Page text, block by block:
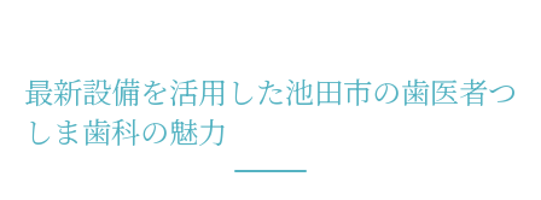
最新設備を活用した池田市の歯医者つ
しま歯科の魅力